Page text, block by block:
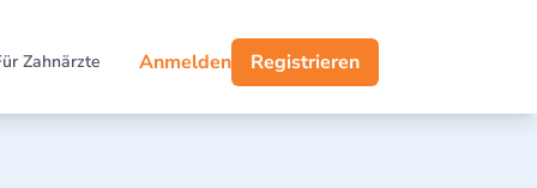
Zahnärzte Anmelden Registrieren